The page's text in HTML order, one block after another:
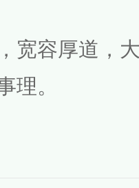
宽容厚道，
理。